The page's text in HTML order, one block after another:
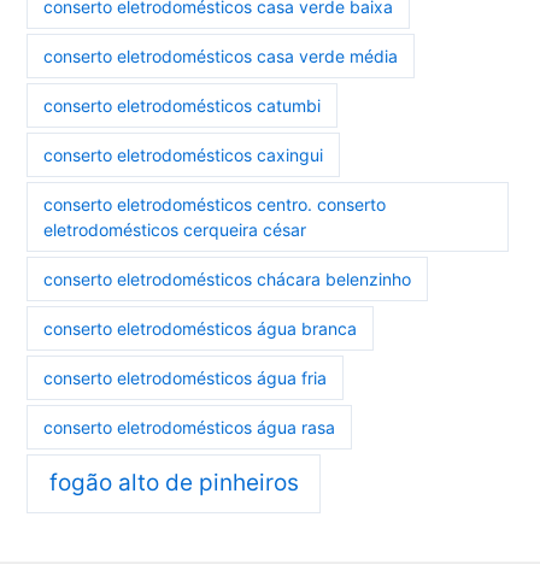
conserto eletrodomésticos casa verde baixa
conserto eletrodomésticos casa verde média
conserto eletrodomésticos catumbi
conserto eletrodomésticos caxingui
conserto eletrodomésticos centro. conserto
eletrodomésticos cerqueira césar
conserto eletrodomésticos chácara belenzinho
conserto eletrodomésticos água branca
conserto eletrodomésticos água fria
conserto eletrodomésticos água rasa
fogão alto de pinheiros